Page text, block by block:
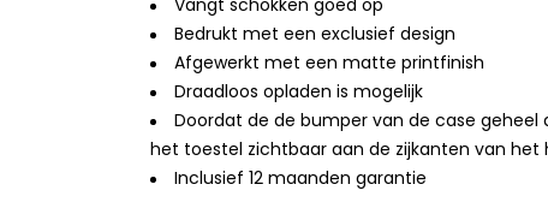
Vangt schokken goed op
Bedrukt met een exclusief design
Afgewerkt met een matte printfinish
Draadloos opladen is mogelijk
Doordat de de bumper van de case geheel
het toestel zichtbaar aan de zijkanten van het
Inclusief 12 maanden garantie